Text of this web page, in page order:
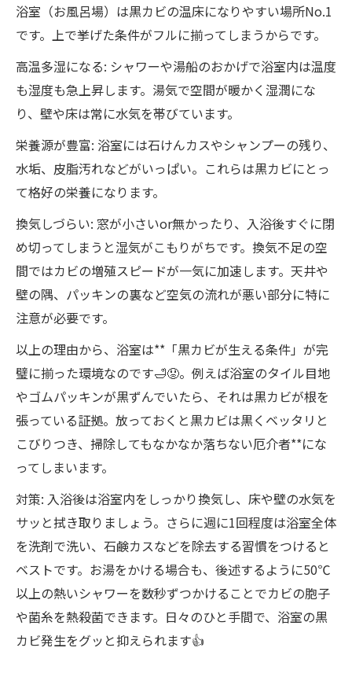
浴室（お風呂場）は黒カビの温床になりやすい場所No.1
です。上で挙げた条件がフルに揃ってしまうからです。
高温多湿になる: シャワーや湯船のおかげで浴室内は温度
も湿度も急上昇します。湯気で空間が暖かく湿潤にな
り、壁や床は常に水気を帯びています。
栄養源が豊富: 浴室には石けんカスやシャンプーの残り、
水垢、皮脂汚れなどがいっぱい。これらは黒カビにとっ
て格好の栄養になります。
換気しづらい: 窓が小さいor無かったり、入浴後すぐに閉
め切ってしまうと湿気がこもりがちです。換気不足の空
間ではカビの増殖スピードが一気に加速します。天井や
壁の隅、パッキンの裏など空気の流れが悪い部分に特に
注意が必要です。
以上の理由から、浴室は**「黒カビが生える条件」が完
璧に揃った環境なのです🛁😟。例えば浴室のタイル目地
やゴムパッキンが黒ずんでいたら、それは黒カビが根を
張っている証拠。放っておくと黒カビは黒くベッタリと
こびりつき、掃除してもなかなか落ちない厄介者**にな
ってしまいます。
対策: 入浴後は浴室内をしっかり換気し、床や壁の水気を
サッと拭き取りましょう。さらに週に1回程度は浴室全体
を洗剤で洗い、石鹸カスなどを除去する習慣をつけると
ベストです。お湯をかける場合も、後述するように50℃
以上の熱いシャワーを数秒ずつかけることでカビの胞子
や菌糸を熱殺菌できます。日々のひと手間で、浴室の黒
カビ発生をグッと抑えられます👍